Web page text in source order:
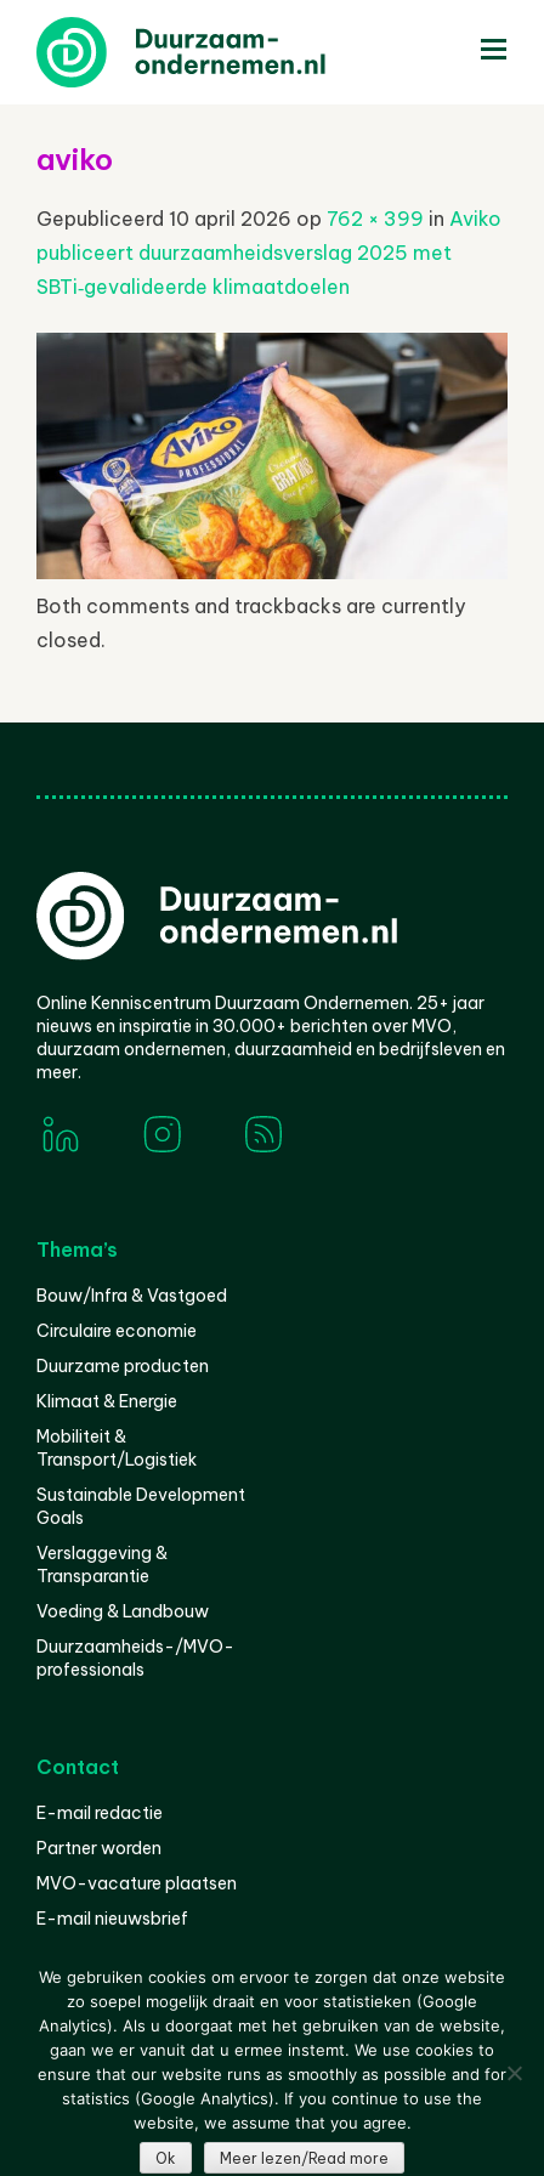
aviko
Gepubliceerd 10 april 2026 op 762 × 399 in Aviko
publiceert duurzaamheidsverslag 2025 met
SBTi‑gevalideerde klimaatdoelen
Both comments and trackbacks are currently
closed.
Online Kenniscentrum Duurzaam Ondernemen. 25+ jaar
nieuws en inspiratie in 30.000+ berichten over MVO,
duurzaam ondernemen, duurzaamheid en bedrijfsleven en
meer.
Thema’s
Bouw/Infra & Vastgoed
Circulaire economie
Duurzame producten
Klimaat & Energie
Mobiliteit &
Transport/Logistiek
Sustainable Development
Goals
Verslaggeving &
Transparantie
Voeding & Landbouw
Duurzaamheids-/MVO-
professionals
Contact
E-mail redactie
Partner worden
MVO-vacature plaatsen
E-mail nieuwsbrief
© 2000-2026 Van der Molen EIS Colofon
Disclaimer
Privacy
We gebruiken cookies om ervoor te zorgen dat onze website
zo soepel mogelijk draait en voor statistieken (Google
Analytics). Als u doorgaat met het gebruiken van de website,
gaan we er vanuit dat u ermee instemt. We use cookies to
ensure that our website runs as smoothly as possible and for
statistics (Google Analytics). If you continue to use the
website, we assume that you agree.
Ok Meer lezen/Read more